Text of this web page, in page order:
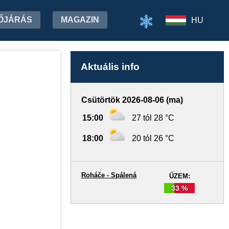
MAGAZIN HU
Aktuális info
Csütörtök 2026-08-06 (ma)
15:00 27 tól 28 °C
18:00 20 tól 26 °C
ŰZEM:
33 %
Roháče - Spálená